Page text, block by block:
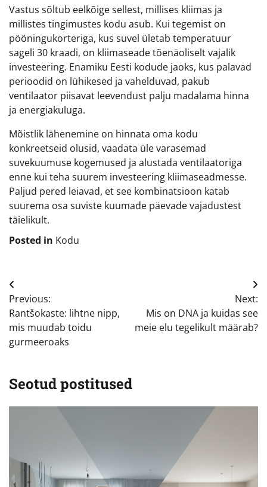
Vastus sõltub eelkõige sellest, millises kliimas ja
millistes tingimustes kodu asub. Kui tegemist on
pööningukorteriga, kus suvel ületab temperatuur
sageli 30 kraadi, on kliimaseade tõenäoliselt vajalik
investeering. Enamiku Eesti kodude jaoks, kus palavad
perioodid on lühikesed ja vahelduvad, pakub
ventilaator piisavat leevendust palju madalama hinna
ja energiakuluga.
Mõistlik lähenemine on hinnata oma kodu
konkreetseid olusid, vaadata üle varasemad
suvekuumuse kogemused ja alustada ventilaatoriga
enne kui teha suurem investeering kliimaseadmesse.
Paljud pered leiavad, et see kombinatsioon katab
suurema osa suviste kuumade päevade vajadustest
täielikult.
Posted in Kodu
Navigeerimine
Previous:
Rantšokaste: lihtne nipp,
mis muudab toidu
gurmeeroaks
Next:
Mis on DNA ja kuidas see
meie elu tegelikult määrab?
Seotud postitused